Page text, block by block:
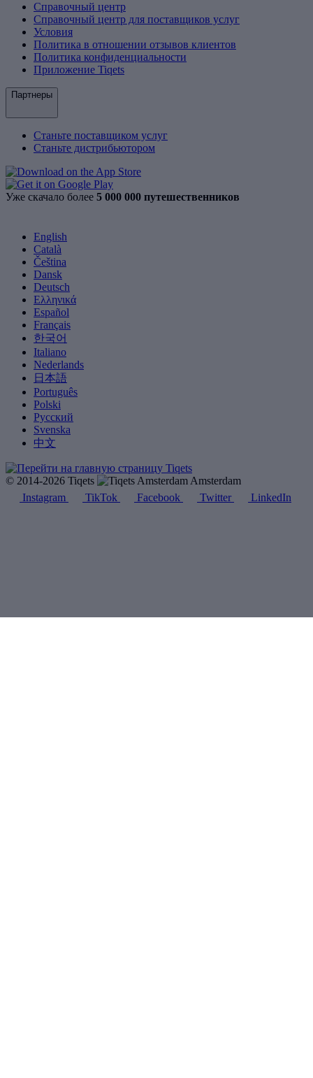
Справочный центр
Справочный центр для поставщиков услуг
Условия
Политика в отношении отзывов клиентов
Политика конфиденциальности
Приложение Tiqets
Партнеры
Станьте поставщиком услуг
Станьте дистрибьютором
Уже скачало более 5 000 000 путешественников
English
Català
Čeština
Dansk
Deutsch
Ελληνικά
Español
Français
한국어
Italiano
Nederlands
日本語
Português
Polski
Русский
Svenska
中文
© 2014-2026 Tiqets
Amsterdam
Instagram
TikTok Facebook Twitter LinkedIn